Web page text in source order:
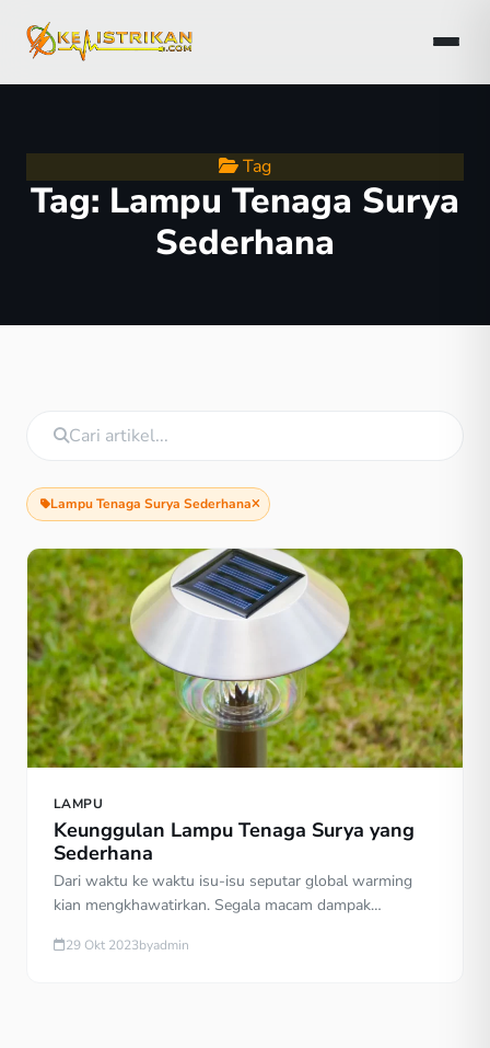
Tag
Tag: Lampu Tenaga Surya
Sederhana
Lampu Tenaga Surya Sederhana
LAMPU
Keunggulan Lampu Tenaga Surya yang
Sederhana
Dari waktu ke waktu isu-isu seputar global warming
kian mengkhawatirkan. Segala macam dampak
ini: periode kemarau lebih panjang daripada biasanya,
29 Okt 2023byadmin